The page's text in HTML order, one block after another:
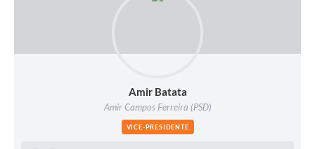
Amir Batata
Amir Campos Ferreira (PSD)
VICE-PRESIDENTE